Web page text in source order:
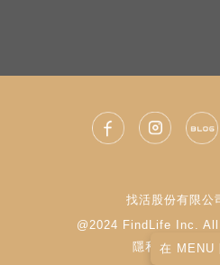
在 MENU
找活股份有限公
@2024 FindLife Inc.
隱私權政策
|